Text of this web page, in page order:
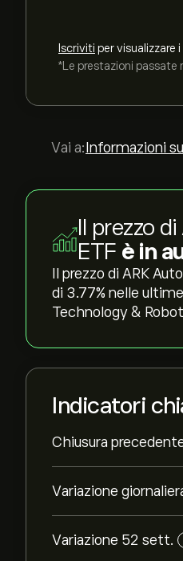
Iscriviti per visualizzare
*Le prestazioni
Vai a: Informazioni
Il prezzo
ETF è in
Il prezzo di ARK
di ‎3.77‎% nelle
Technology &
Indicatori
Chiusura
Variazione
Variazione 52 sett.